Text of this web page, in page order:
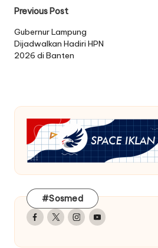
Post
navigation
Previous Post
Gubernur Lampung
Dijadwalkan Hadiri HPN
2026 di Banten
#Sosmed
Facebook
TwitterInstagram
Youtube